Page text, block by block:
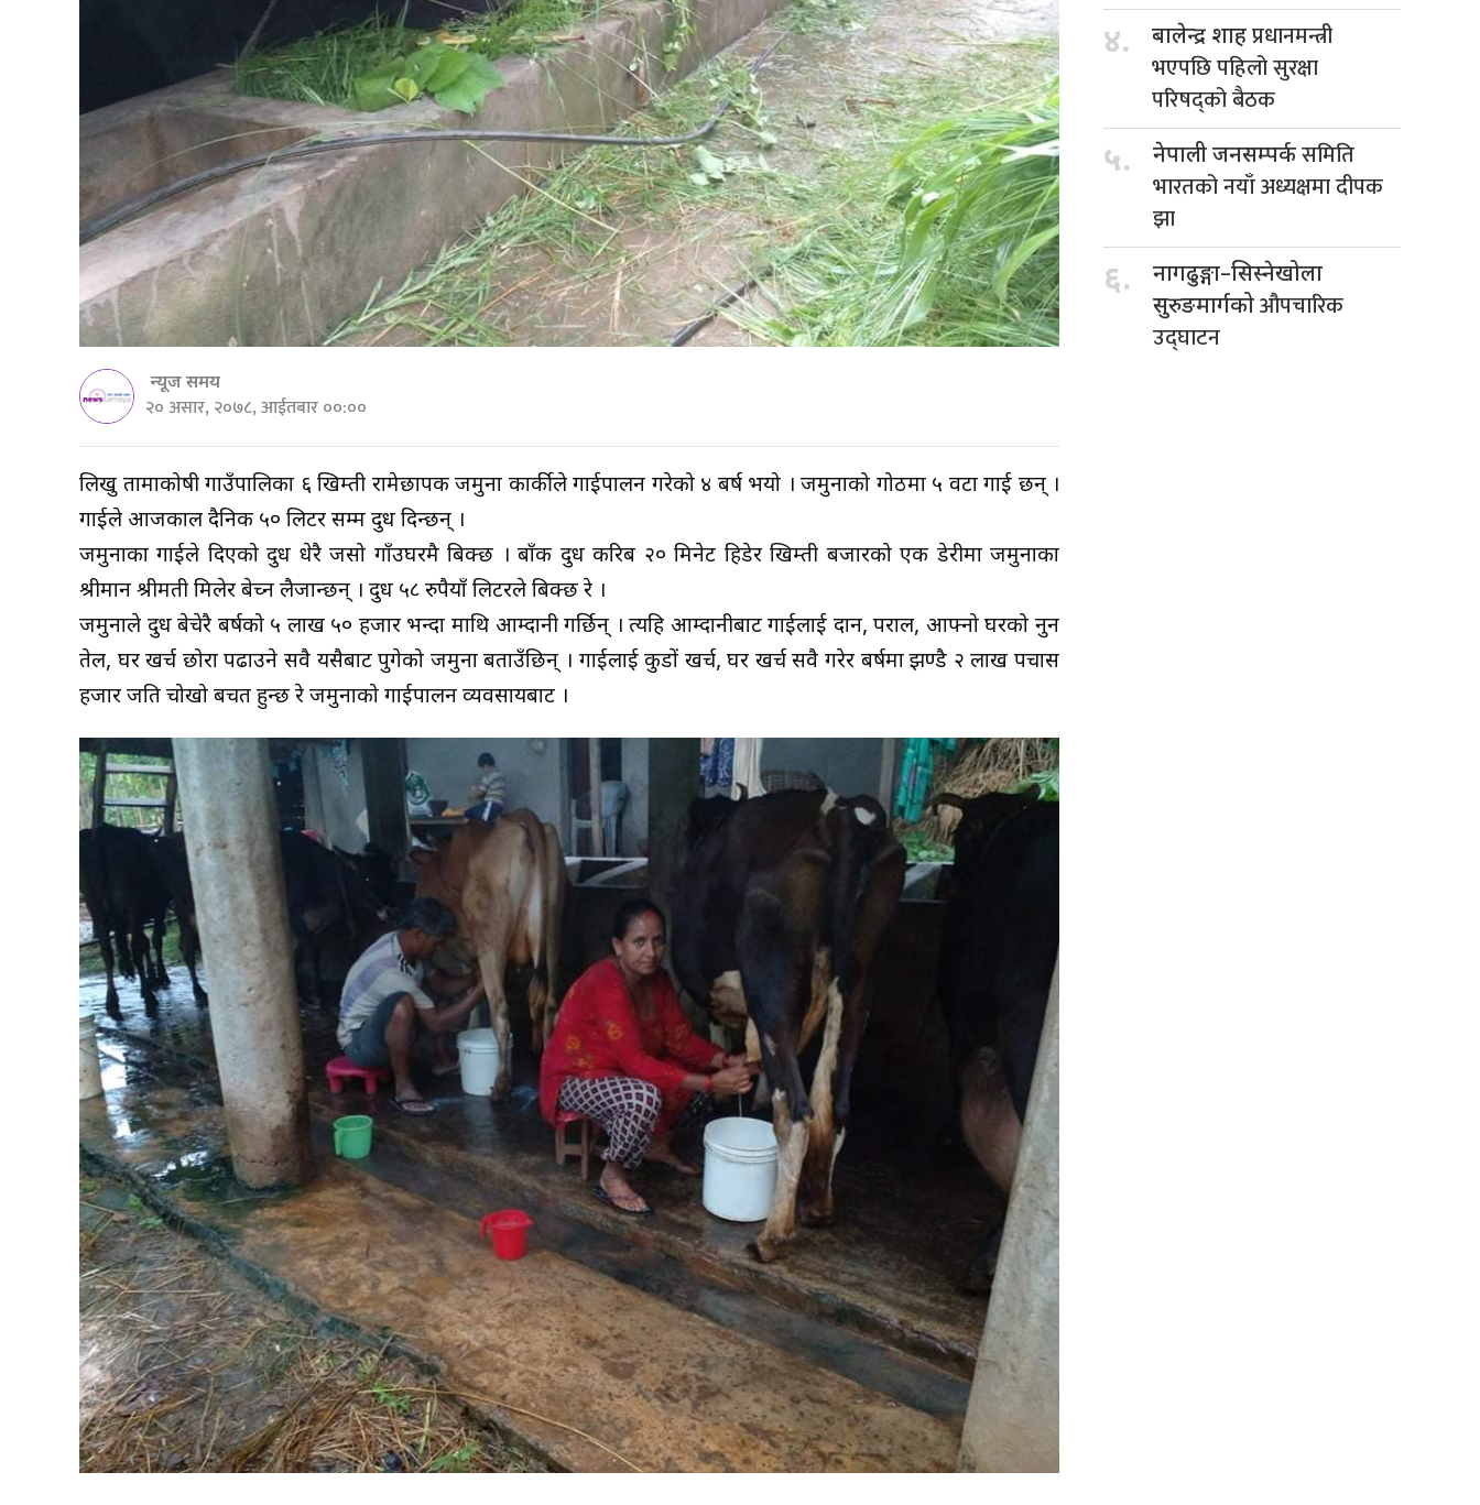
न्यूज समय
२० असार, २०७८, आईतबार ००:००
लिखु तामाकोषी गाउँपालिका ६ खिम्ती रामेछापकी जमुना कार्कीले गाईपालन गरेको ४ बर्ष भयो । जमुनाको गोठमा ५ वटा गाई छन् ।
गाईले आजकाल दैनिक ५० लिटर सम्म दुध दिन्छन् ।
जमुनाका गाईले दिएको दुध धेरै जसो गाँउघरमै बिक्छ । बाँकी दुध करिब २० मिनेट हिडेर खिम्ती बजारको एक डेरीमा जमुनाका
श्रीमान श्रीमती मिलेर बेच्न लैजान्छन् । दुध ५८ रुपैयाँ लिटरले बिक्छ रे ।
जमुनाले दुध बेचेरै बर्षको ५ लाख ५० हजार भन्दा माथि आम्दानी गर्छिन् । त्यहि आम्दानीबाट गाईलाई दान, पराल, आफ्नो घरको नुन
तेल, घर खर्च छोरा पढाउने सवै यसैबाट पुगेको जमुना बताउँछिन् । गाईलाई कुडों खर्च, घर खर्च सवै गरेर बर्षमा झण्डै २ लाख पचास
हजार जति चोखो बचत हुन्छ रे जमुनाको गाईपालन व्यवसायबाट ।
४. बालेन्द्र शाहप्रधानमन्त्री
भएपछि पहिलो सुरक्षा
परिषद्को बैठक
५. नेपाली जनसम्पर्कसमिति
भारतको नयाँ अध्यक्षमा दीपक
झा
६.
नागढुङ्गा–सिस्नेखोला
सुरुङमार्गकोऔपचारिक
उद्घाटन